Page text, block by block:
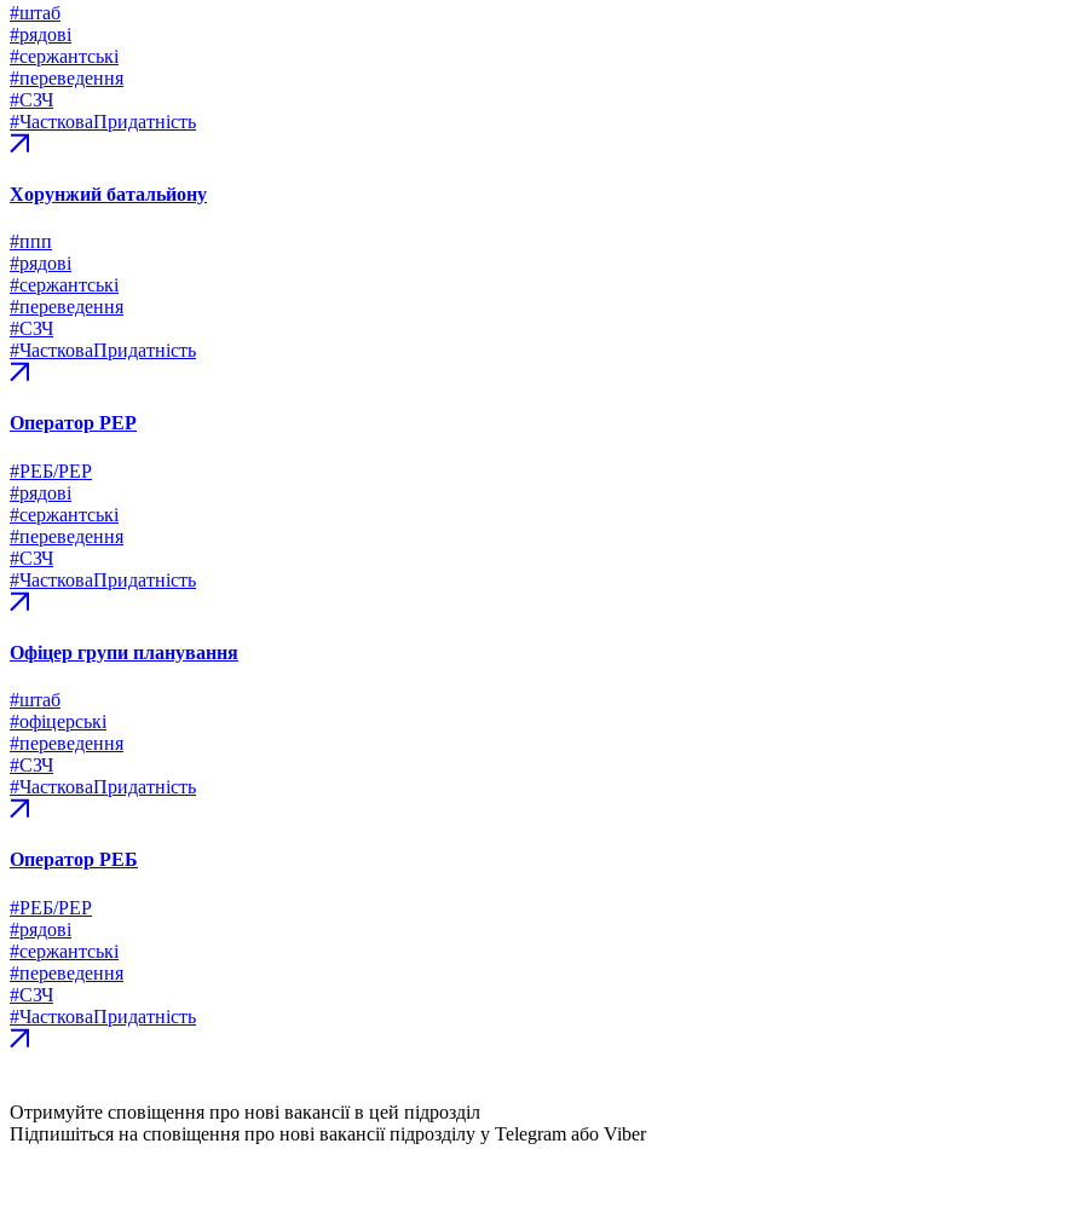
#штаб
#рядові
#сержантські
#переведення
#СЗЧ
#ЧастковаПридатність
Хорунжий батальйону
#ппп
#рядові
#сержантські
#переведення
#СЗЧ
#ЧастковаПридатність
Оператор РЕР
#РЕБ/РЕР
#рядові
#сержантські
#переведення
#СЗЧ
#ЧастковаПридатність
Офіцер групи планування
#штаб
#офіцерські
#переведення
#СЗЧ
#ЧастковаПридатність
Оператор РЕБ
#РЕБ/РЕР
#рядові
#сержантські
#переведення
#СЗЧ
#ЧастковаПридатність
Отримуйте сповіщення про нові вакансії в цей підрозділ
Підпишіться на сповіщення про нові вакансії підрозділу у Telegram або Viber